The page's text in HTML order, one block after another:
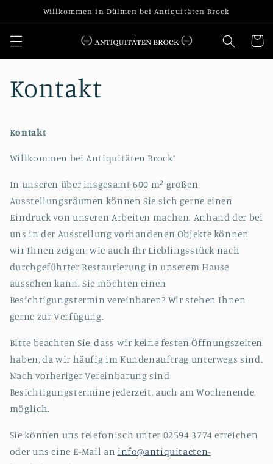
Willkommen in Dülmen bei Antiquitäten Brock
Kontakt
Kontakt
Willkommen bei Antiquitäten Brock!
In unseren über insgesamt 600 m² großen
Ausstellungsräumen können Sie sich gerne einen
Eindruck von unseren Arbeiten machen. Anhand der bei
uns in der Ausstellung vorhandenen Objekte können
wir Ihnen zeigen, wie auch Ihr Lieblingsstück nach
durchgeführter Restaurierung in unserem Hause
aussehen kann. Sie möchten einen
Besichtigungstermin vereinbaren? Wir stehen Ihnen
gerne zur Verfügung.
Bitte beachten Sie, dass wir keine festen Öffnungszeiten
haben, da wir häufig im Kundenauftrag unterwegs sind.
Nach vorheriger Vereinbarung sind
Besichtigungstermine jederzeit, auch am Wochenende,
möglich.
Sie können uns telefonisch unter 02594 3774 erreichen
oder uns eine E-Mail an info@antiquitaeten-